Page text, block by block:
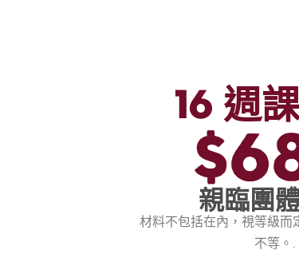
16 週
親臨團
材料不包括在內，視等級
不等。.